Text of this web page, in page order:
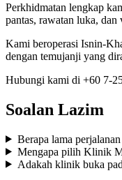
Perkhidmatan lengkap
pantas, rawatan luka,
Kami beroperasi Isnin-
dengan temujanji yang
Hubungi kami di +60 7-
Soalan Lazim
Berapa lama
Mengapa pilih Klinik
Adakah klinik buka